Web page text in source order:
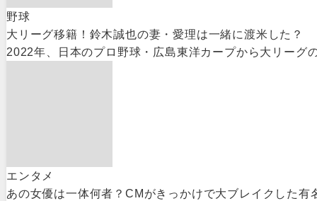
野球
大リーグ移籍！鈴木誠也の妻・愛理は一緒に渡米した？
2022年、日本のプロ野球・広島東洋カープから大リーグ
エンタメ
あの女優は一体何者？CMがきっかけで大ブレイクした有